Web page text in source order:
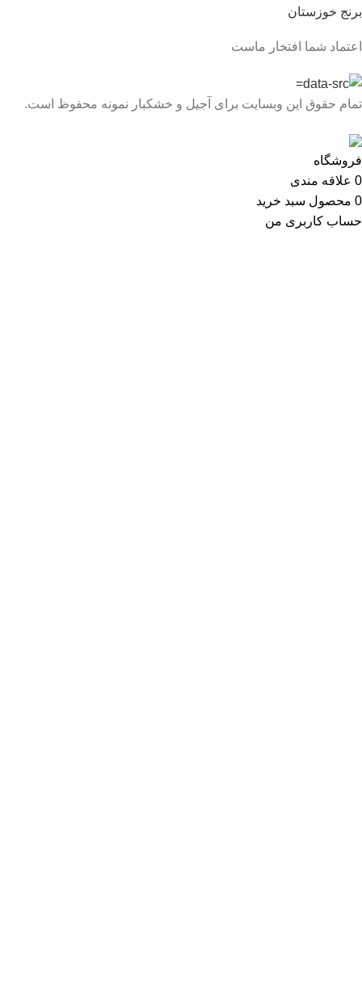
برنج خوزستان
اعتماد شما افتخار ماست
تمام حقوق این وبسایت برای آجیل و خشکبار نمونه محفوظ است.
فروشگاه
0 علاقه مندی
0 محصول سبد خرید
حساب کاربری من